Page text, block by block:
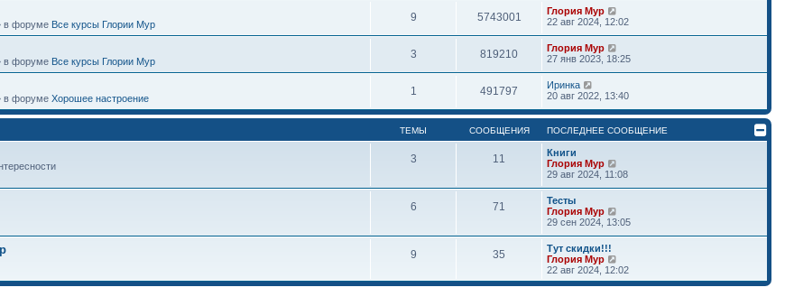
в форуме Все курсы Глории Мур
9 5743001
Глория Мур
22 авг 2024, 12:02
в форуме Все курсы Глории Мур
3 819210
Глория Мур
27 янв 2023, 18:25
в форумеХорошее настроение
1 491797
Иринка
20 авг 2022, 13:40
ТЕМЫ СООБЩЕНИЯ ПОСЛЕДНЕЕ СООБЩЕНИЕ
3 11
Книги
Глория Мур
е
т
и
к
с
л
29 авг 2024, 11:08
6 71
Тесты
Глория Мур
е
т
и
к
29 сен 2024, 13:05
9 35
Тут скидки!!!
Глория Мур
е
р
22 авг 2024, 12:02